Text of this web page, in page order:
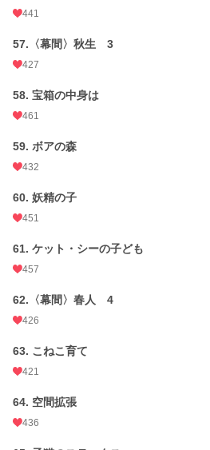
441
57.〈幕間〉秋生 3
427
58. 宝箱の中身は
461
59. ボアの森
432
60. 妖精の子
451
61. ケット・シーの子ども
457
62.〈幕間〉春人 4
426
63. こねこ育て
421
64. 空間拡張
436